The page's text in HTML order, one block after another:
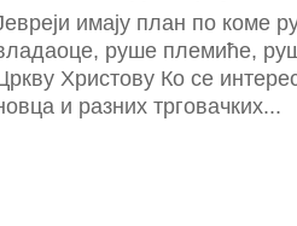
имају план по коме
руше племиће,
Христову Ко се
и разних трговачких...